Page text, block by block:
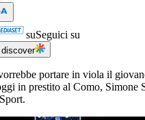
suSeguici su
discover
portare in viola il
in prestito al Como, Simone